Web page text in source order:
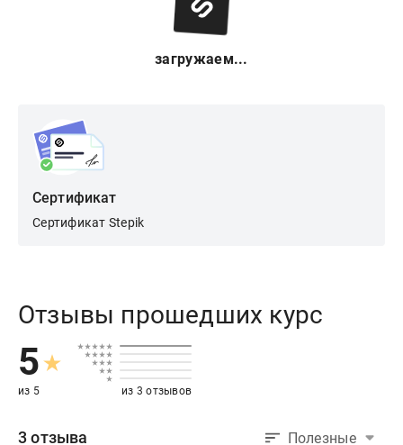
загружаем...
Сертификат
Сертификат Stepik
Отзывы прошедших курс
5
из 5 из 3 отзывов
3 отзыва Полезные